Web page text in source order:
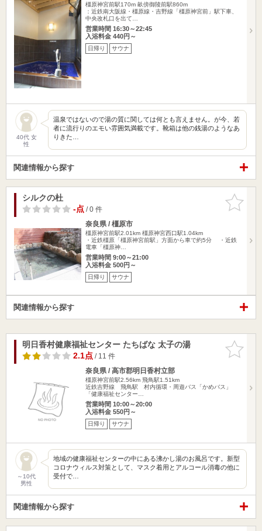
橿原神宮前駅170m 畝傍御陵前駅860m
：近鉄南大阪線・橿原線・吉野線「橿原神宮前」駅下車、
中央改札口を出て…
営業時間 16:30～22:45
入浴料金 440円～
日帰り サウナ
40代 女
性
温泉ではないので湯の質に関しては何とも言えません。が今、若
者に流行りのエモい雰囲気満載です。靴箱は他の銭湯のようなあ
りきた…
関連情報から探す
お気に入
りに追加
シルクの杜
-点/ 0 件
奈良県 / 橿原市
橿原神宮前駅2.01km 橿原神宮西口駅1.04km
・近鉄橿原「橿原神宮前駅」方面から車で約5分 ・近鉄
電車「橿原神…
営業時間 9:00～21:00
入浴料金 500円～
日帰り サウナ
関連情報から探す
お気に入
りに追加
明日香村健康福祉センター たちばな 太子の湯
2.1点/ 11 件
奈良県 / 高市郡明日香村立部
橿原神宮前駅2.56km 飛鳥駅1.51km
近鉄吉野線 飛鳥駅 村内循環・周遊バス「かめバス」
「健康福祉センター…
営業時間 10:00～20:00
入浴料金 550円～
日帰り サウナ
～10代
男性
地域の健康福祉センターの中にある沸かし湯のお風呂です。新型
コロナウィルス対策として、マスク着用とアルコール消毒の他に
受付で…
関連情報から探す